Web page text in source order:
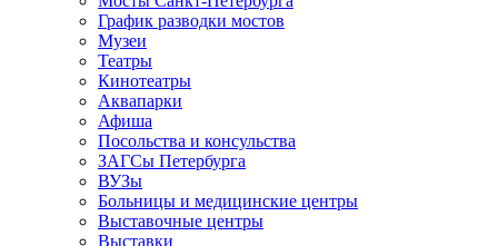
График разводки мостов
Музеи
Театры
Кинотеатры
Аквапарки
Афиша
Посольства и консульства
ЗАГСы Петербурга
ВУЗы
Больницы и медицинские центры
Выставочные центры
Выставки